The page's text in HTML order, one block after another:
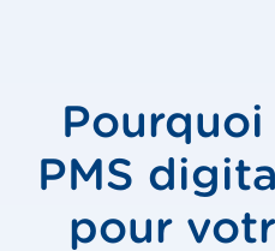
PMS
pour